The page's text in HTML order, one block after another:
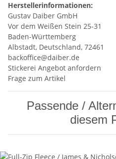
Herstellerinformationen:
Gustav Daiber GmbH
Vor dem Weißen Stein 25-31
Baden-Württemberg
Albstadt, Deutschland, 72461
backoffice@daiber.de
Stickerei Angebot anfordern
Frage zum Artikel
Passende /
diesem